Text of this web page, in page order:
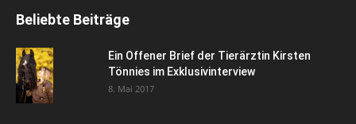
Beliebte Beiträge
Ein Offener Brief der Tierärztin Kirsten
Tönnies im Exklusivinterview
8. Mai 2017